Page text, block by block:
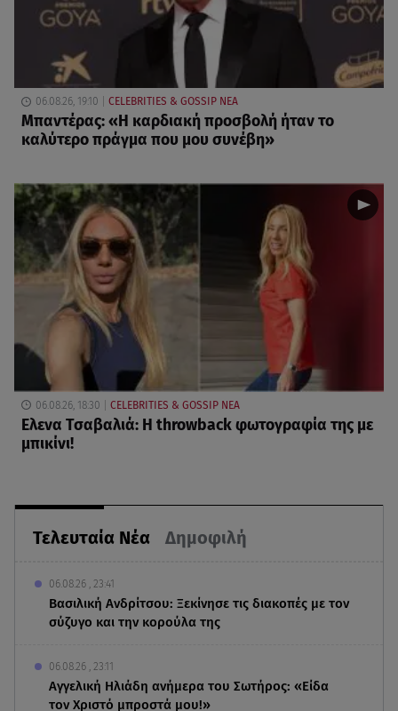
Τελευταία Νέα Δημοφιλή
06.08.26 , 23:41
Βασιλική Ανδρίτσου: Ξεκίνησε τις διακοπές με τον
σύζυγο και την κορούλα της
06.08.26 , 23:11
Αγγελική Ηλιάδη ανήμερα του Σωτήρος: «Είδα
τον Χριστό μπροστά μου!»
06.08.26, 19:10 CELEBRITIES & GOSSIP ΝΕΑ
Μπαντέρας: «Η καρδιακή προσβολή ήταν το
καλύτερο πράγμα που μου συνέβη»
06.08.26, 18:30 CELEBRITIES & GOSSIP ΝΕΑ
Ελενα Τσαβαλιά: Η throwback φωτογραφία της με
μπικίνι!